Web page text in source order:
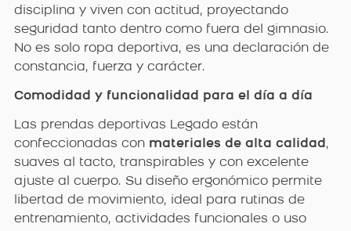
disciplina y viven con actitud, proyectando
seguridad tanto dentro como fuera del gimnasio.
No es solo ropa deportiva, es una declaración de
constancia, fuerza y carácter.
Comodidad y funcionalidad para el día a día
Las prendas deportivas Legado están
confeccionadas con materiales de alta calidad,
suaves al tacto, transpirables y con excelente
ajuste al cuerpo. Su diseño ergonómico permite
libertad de movimiento, ideal para rutinas de
entrenamiento, actividades funcionales o uso